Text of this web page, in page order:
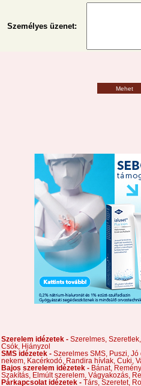
Személyes üzenet:
Mehet
Szerelem idézetek - Szerelmes, Szeretlek,
Csók,
Hiányzol
SMS idézetek - Szerelmes SMS, Puszi, Jó
nekem,
Kacérkodó, Randira hívlak, Cuki,
Bajos szerelem idézetek - Bánat,
Szakítás,
Elmúlt szerelem, Vágyakozás,
Párkapcsolat idézetek - Társ, Szeretet,